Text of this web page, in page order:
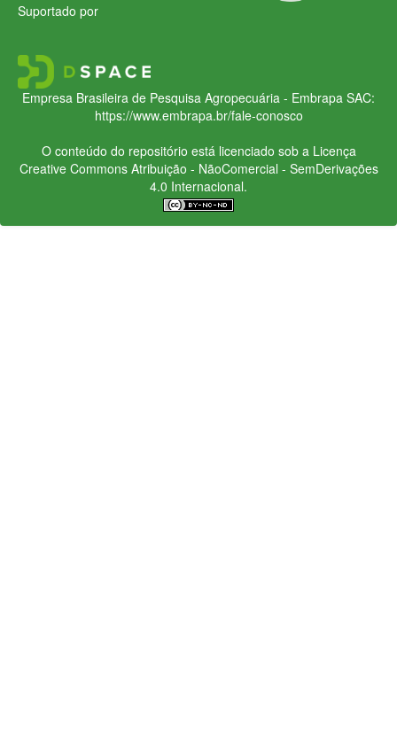
Suportado por
Empresa Brasileira de Pesquisa Agropecuária - Embrapa SAC:
https://www.embrapa.br/fale-conosco
O conteúdo do repositório está licenciado sob a Licença
Creative CommonsAtribuição - NãoComercial - SemDerivações
4.0 Internacional.